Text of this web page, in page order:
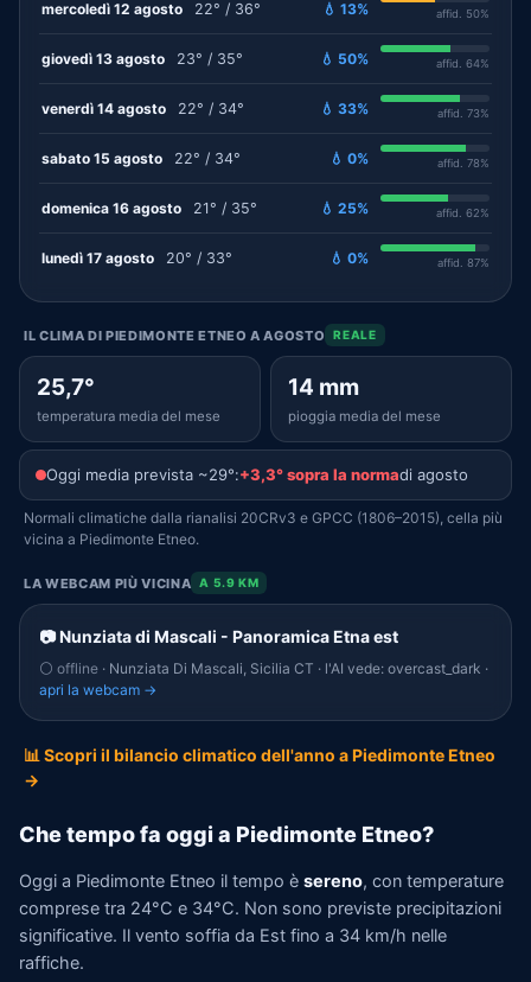
mercoledì 12 agosto 22° / 36° 💧 13% affid. 50%
giovedì 13 agosto 23° / 35° 💧 50% affid. 64%
venerdì 14 agosto 22° / 34° 💧 33% affid. 73%
sabato 15 agosto 22° / 34° 💧 0% affid. 78%
domenica 16 agosto 21° / 35° 💧 25% affid. 62%
lunedì 17 agosto 20° / 33° 💧 0% affid. 87%
IL CLIMA DI PIEDIMONTE ETNEO A AGOSTO REALE
25,7°
temperatura media del mese
14 mm
pioggia media del mese
Oggi media prevista ~29°:+3,3° sopra la normadi agosto
Normali climatiche dalla rianalisi 20CRv3 e GPCC (1806–2015), cella più
vicina a Piedimonte Etneo.
LA WEBCAM PIÙ VICINA A 5.9 KM
📷 Nunziata di Mascali - Panoramica Etna est
⚪ offline · Nunziata Di Mascali, Sicilia CT · l'AI vede: overcast_dark ·
apri la webcam →
📊 Scopri il bilancio climatico dell'anno a Piedimonte Etneo
→
Che tempo fa oggi a Piedimonte Etneo?
Oggi a Piedimonte Etneo il tempo è sereno, con temperature
comprese tra 24°C e 34°C. Non sono previste precipitazioni
significative. Il vento soffia da Est fino a 34 km/h nelle
raffiche.